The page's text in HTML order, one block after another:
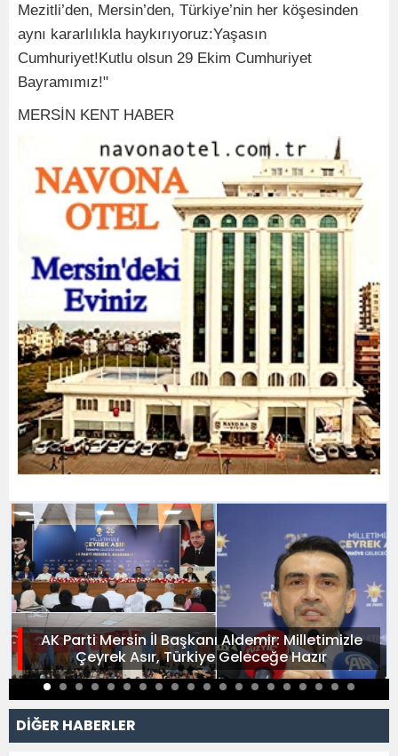
Mezitli’den, Mersin’den, Türkiye’nin her köşesinden
aynı kararlılıkla haykırıyoruz:Yaşasın
Cumhuriyet!Kutlu olsun 29 Ekim Cumhuriyet
Bayramımız!"
MERSİN KENT HABER
AK Parti Mersin İl Başkanı Aldemir: Milletimizle
Çeyrek Asır, Türkiye Geleceğe Hazır
DİĞER HABERLER